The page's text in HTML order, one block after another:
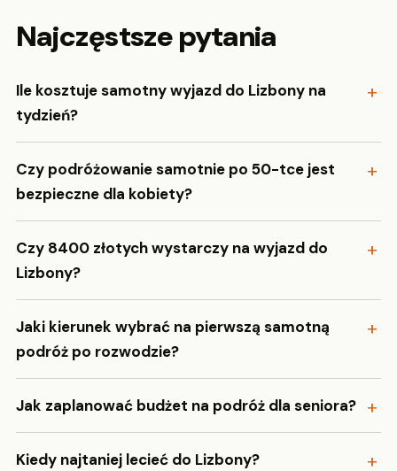
Najczęstsze pytania
Ile kosztuje samotny wyjazd do Lizbony na
tydzień?
Czy podróżowanie samotnie po 50-tce jest
bezpieczne dla kobiety?
Czy 8400 złotych wystarczy na wyjazd do
Lizbony?
Jaki kierunek wybrać na pierwszą samotną
podróż po rozwodzie?
Jak zaplanować budżet na podróż dla seniora?
Kiedy najtaniej lecieć do Lizbony?